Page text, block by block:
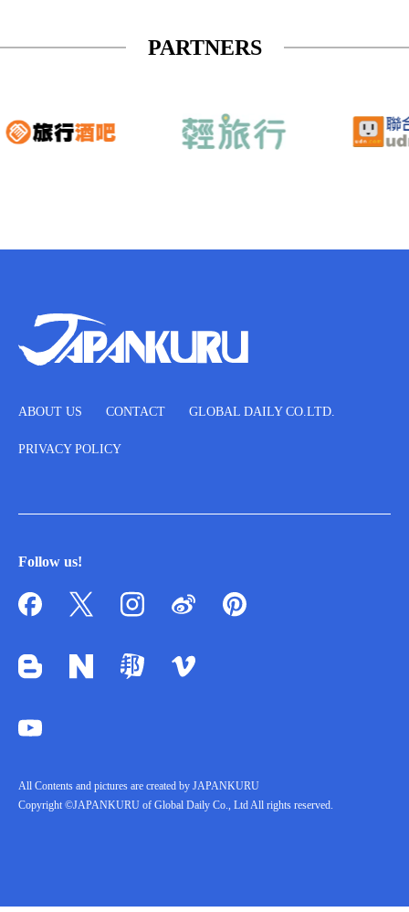
PARTNERS
ABOUT US CONTACT GLOBAL DAILY CO.LTD.
PRIVACY POLICY
Follow us!
All Contents and pictures are created by JAPANKURU
Copyright ©JAPANKURU of Global Daily Co., Ltd All rights reserved.